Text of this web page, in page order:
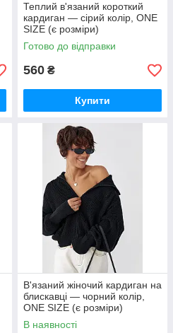
Теплий в'язаний короткий
кардиган — сірий колір, ONE
SIZE (є розміри)
Готово до відправки
560 ₴
Купити
В'язаний жіночий кардиган на
блискавці — чорний колір,
ONE SIZE (є розміри)
В наявності